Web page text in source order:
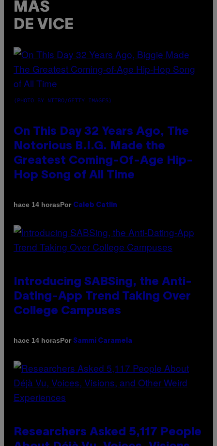
MÁS
DE VICE
(PHOTO BY NITRO/GETTY IMAGES)
On This Day 32 Years Ago, The
Notorious B.I.G. Made the
Greatest Coming-Of-Age Hip-
Hop Song of All Time
hace 14 horasPor Caleb Catlin
Introducing SABSing, the Anti-
Dating-App Trend Taking Over
College Campuses
hace 14 horasPor Sammi Caramela
Researchers Asked 5,117 People